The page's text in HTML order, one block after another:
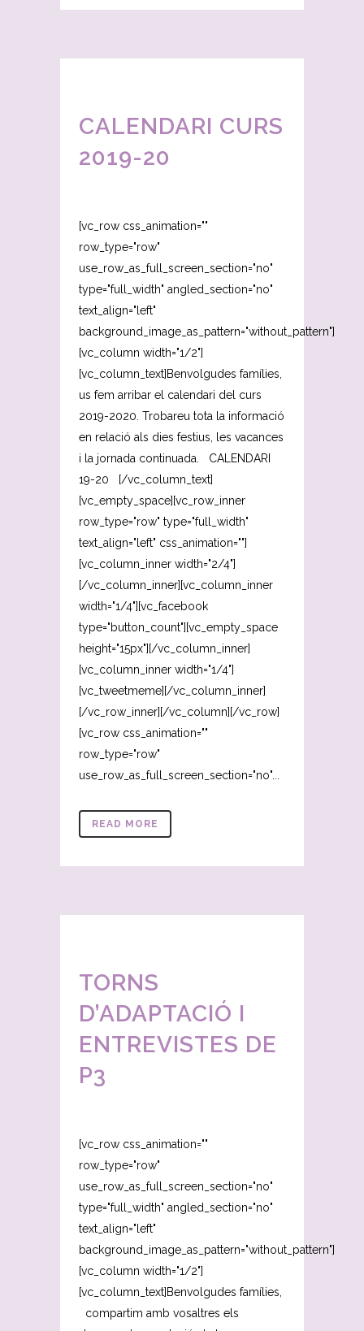
CALENDARI CURS
2019-20
[vc_row css_animation=""
row_type="row"
use_row_as_full_screen_section="no"
type="full_width" angled_section="no"
text_align="left"
background_image_as_pattern="without_pattern"]
[vc_column width="1/2"]
[vc_column_text]Benvolgudes famílies,
us fem arribar el calendari del curs
2019-2020. Trobareu tota la informació
en relació als dies festius, les vacances
i la jornada continuada. CALENDARI
19-20 [/vc_column_text]
[vc_empty_space][vc_row_inner
row_type="row" type="full_width"
text_align="left" css_animation=""]
[vc_column_inner width="2/4"]
[/vc_column_inner][vc_column_inner
width="1/4"][vc_facebook
type="button_count"][vc_empty_space
height="15px"][/vc_column_inner]
[vc_column_inner width="1/4"]
[vc_tweetmeme][/vc_column_inner]
[/vc_row_inner][/vc_column][/vc_row]
[vc_row css_animation=""
row_type="row"
use_row_as_full_screen_section="no"...
READ MORE
TORNS
D’ADAPTACIÓ I
ENTREVISTES DE
P3
[vc_row css_animation=""
row_type="row"
use_row_as_full_screen_section="no"
type="full_width" angled_section="no"
text_align="left"
background_image_as_pattern="without_pattern"]
[vc_column width="1/2"]
[vc_column_text]Benvolgudes famílies,
compartim amb vosaltres els